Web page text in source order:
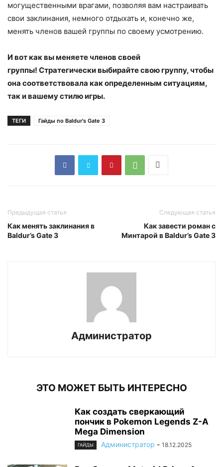
могущественными врагами, позволяя вам настраивать
свои заклинания, немного отдыхать и, конечно же,
менять членов вашей группы по своему усмотрению.
И вот как вы меняете членов своей
группы! Стратегически выбирайте свою группу, чтобы
она соответствовала как определенным ситуациям,
так и вашему стилю игры.
ТЕГИ Гайды по Baldur's Gate 3
Предыдущая статья
Как менять заклинания в
Baldur’s Gate 3
Следующая статья
Как завести роман с
Минтарой в Baldur’s Gate 3
Администратор
ЭТО МОЖЕТ БЫТЬ ИНТЕРЕСНО
Как создать сверкающий
пончик в Pokemon Legends Z-A
Mega Dimension
ГАЙДЫ Администратор - 18.12.2025